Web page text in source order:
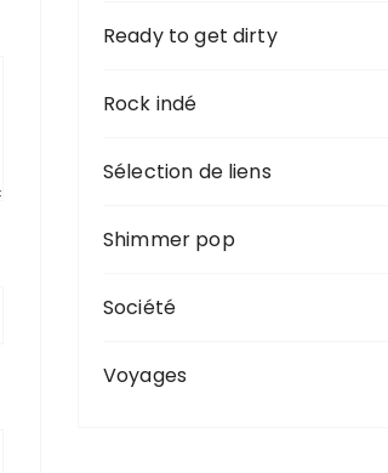
Ready to get dirty
Rock indé
Sélection de liens
Shimmer pop
Société
Voyages